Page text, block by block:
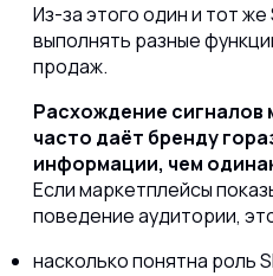
Из-за этого один и тот же
выполнять разные
продаж.
Расхождение
часто даёт бренду
информации, чем
Если маркетплейсы
поведение аудитории,
насколько понятна роль